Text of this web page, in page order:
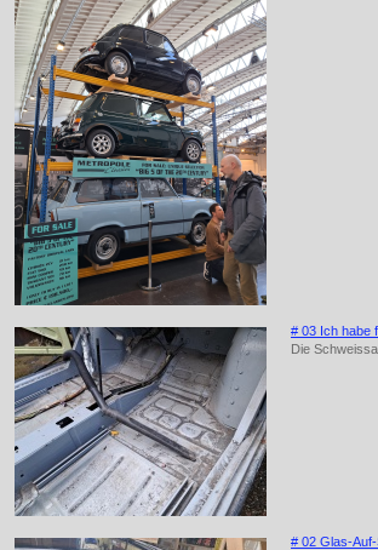
# 03 Ich habe
Die
# 02 Glas-